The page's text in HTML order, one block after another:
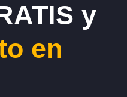
y
en